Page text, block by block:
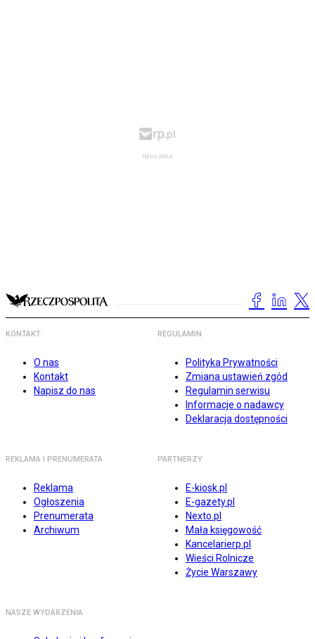
KONTAKT
O nas
Kontakt
Napisz do nas
REGULAMIN
Polityka Prywatności
Zmiana ustawień zgód
Regulamin serwisu
Informacje o nadawcy
Deklaracja dostępności
REKLAMA I PRENUMERATA
Reklama
Ogłoszenia
Prenumerata
Archiwum
PARTNERZY
E-kiosk.pl
E-gazety.pl
Nexto.pl
Mała księgowość
Kancelarierp.pl
Wieści Rolnicze
Życie Warszawy
NASZE WYDARZENIA